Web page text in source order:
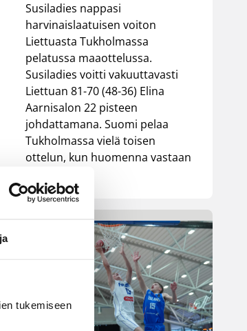
tukemiseen
Susiladies nappasi
harvinaislaatuisen voiton
Liettuasta Tukholmassa
pelatussa maaottelussa.
Susiladies voitti vakuuttavasti
Liettuan 81-70 (48-36) Elina
Aarnisalon 22 pisteen
johdattamana. Suomi pelaa
Tukholmassa vielä toisen
ottelun, kun huomenna vastaan